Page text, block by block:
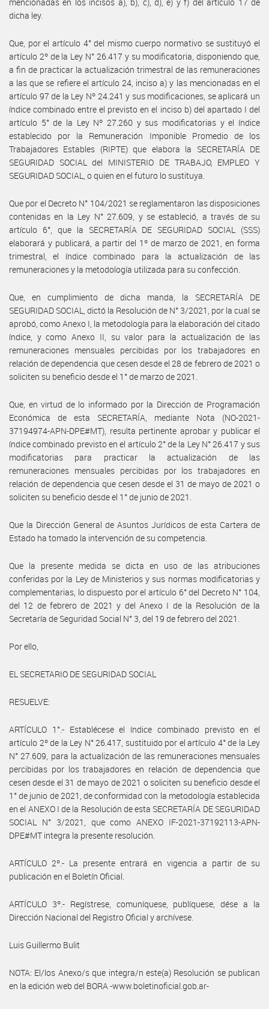
dicha ley.
Que, por el artículo 4° del mismo cuerpo normativo se sustituyó el
artículo 2º de la Ley N° 26.417 y su modificatoria, disponiendo que,
a fin de practicar la actualización trimestral de las remuneraciones
a las que se refiere el artículo 24, inciso a) y las mencionadas en el
artículo 97 de la Ley Nº 24.241 y sus modificaciones, se aplicará un
índice combinado entre el previsto en el inciso b) del apartado I del
artículo 5° de la Ley Nº 27.260 y sus modificatorias y el índice
establecido por la Remuneración Imponible Promedio de los
Trabajadores Estables (RIPTE) que elabora la SECRETARÍA DE
SEGURIDAD SOCIAL del MINISTERIO DE TRABAJO, EMPLEO Y
SEGURIDAD SOCIAL, o quien en el futuro lo sustituya.
Que por el Decreto N° 104/2021 se reglamentaron las disposiciones
contenidas en la Ley N° 27.609, y se estableció, a través de su
artículo 6°, que la SECRETARÍA DE SEGURIDAD SOCIAL (SSS)
elaborará y publicará, a partir del 1º de marzo de 2021, en forma
trimestral, el índice combinado para la actualización de las
remuneraciones y la metodología utilizada para su confección.
Que, en cumplimiento de dicha manda, la SECRETARÍA DE
SEGURIDAD SOCIAL, dictó la Resolución de N° 3/2021, por la cual se
aprobó, como Anexo I, la metodología para la elaboración del citado
índice, y como Anexo II, su valor para la actualización de las
remuneraciones mensuales percibidas por los trabajadores en
relación de dependencia que cesen desde el 28 de febrero de 2021 o
soliciten su beneficio desde el 1° de marzo de 2021.
Que, en virtud de lo informado por la Dirección de Programación
Económica de esta SECRETARÍA, mediante Nota (NO-2021-
37194974-APN-DPE#MT), resulta pertinente aprobar y publicar el
índice combinado previsto en el artículo 2° de la Ley N° 26.417 y sus
modificatorias para practicar la actualización de las
remuneraciones mensuales percibidas por los trabajadores en
relación de dependencia que cesen desde el 31 de mayo de 2021 o
soliciten su beneficio desde el 1° de junio de 2021.
Que la Dirección General de Asuntos Jurídicos de esta Cartera de
Estado ha tomado la intervención de su competencia.
Que la presente medida se dicta en uso de las atribuciones
conferidas por la Ley de Ministerios y sus normas modificatorias y
complementarias, lo dispuesto por el artículo 6° del Decreto N° 104,
del 12 de febrero de 2021 y del Anexo I de la Resolución de la
Secretaría de Seguridad Social N° 3, del 19 de febrero del 2021.
Por ello,
EL SECRETARIO DE SEGURIDAD SOCIAL
RESUELVE:
ARTÍCULO 1°.- Establécese el índice combinado previsto en el
artículo 2º de la Ley N° 26.417, sustituido por el artículo 4° de la Ley
N° 27.609, para la actualización de las remuneraciones mensuales
percibidas por los trabajadores en relación de dependencia que
cesen desde el 31 de mayo de 2021 o soliciten su beneficio desde el
1° de junio de 2021, de conformidad con la metodología establecida
en el ANEXO I de la Resolución de esta SECRETARÍA DE SEGURIDAD
SOCIAL N° 3/2021, que como ANEXO IF-2021-37192113-APN-
DPE#MT integra la presente resolución.
ARTÍCULO 2º.- La presente entrará en vigencia a partir de su
publicación en el Boletín Oficial.
ARTÍCULO 3º.- Regístrese, comuníquese, publíquese, dése a la
Dirección Nacional del Registro Oficial y archívese.
Luis Guillermo Bulit
NOTA: El/los Anexo/s que integra/n este(a) Resolución se publican
en la edición web del BORA -www.boletinoficial.gob.ar-